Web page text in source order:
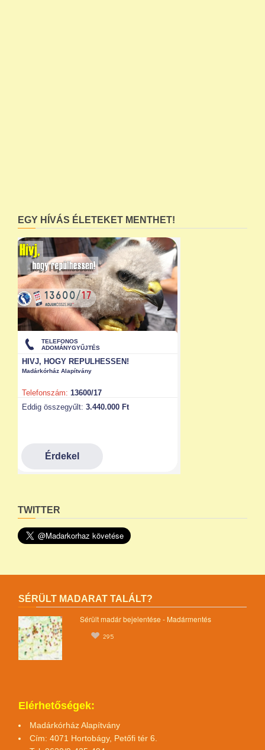
EGY HÍVÁS ÉLETEKET MENTHET!
TWITTER
SÉRÜLT MADARAT TALÁLT?
Sérült madár bejelentése - Madármentés
295
Elérhetőségek:
Madárkórház Alapítvány
Cím: 4071 Hortobágy, Petőfi tér 6.